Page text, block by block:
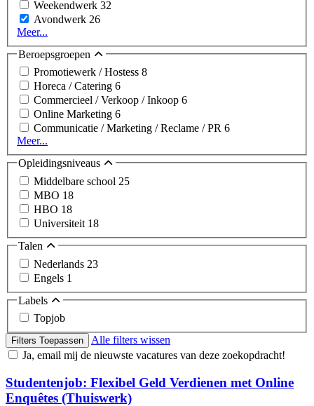
Weekendwerk 32
Avondwerk 26
Meer...
Beroepsgroepen
Promotiewerk / Hostess 8
Horeca / Catering 6
Commercieel / Verkoop / Inkoop 6
Online Marketing 6
Communicatie / Marketing / Reclame / PR 6
Meer...
Opleidingsniveaus
Middelbare school 25
MBO 18
HBO 18
Universiteit 18
Talen
Nederlands 23
Engels 1
Labels
Topjob
Filters Toepassen
Alle filters wissen
Ja, email mij de nieuwste vacatures van deze zoekopdracht!
Studentenjob: Flexibel Geld Verdienen met Online
Enquêtes (Thuiswerk)